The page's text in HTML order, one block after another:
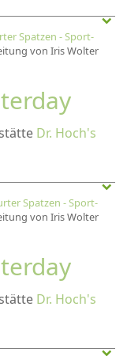
Spatzen - Sport-
von Iris Wolter
Dr. Hoch's
Spatzen - Sport-
von Iris Wolter
Dr. Hoch's